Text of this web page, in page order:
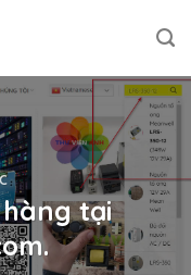
tại